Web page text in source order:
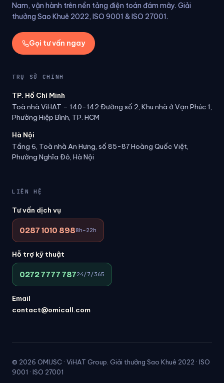
Nam, vận hành trên nền tảng điện toán đám mây. Giải
thưởng Sao Khuê 2022, ISO 9001 & ISO 27001.
Gọi tư vấn ngay
TRỤ SỞ CHÍNH
TP. Hồ Chí Minh
Toà nhà ViHAT – 140-142 Đường số 2, Khu nhà ở Vạn Phúc 1,
Phường Hiệp Bình, TP. HCM
Hà Nội
Tầng 6, Toà nhà An Hưng, số 85-87 Hoàng Quốc Việt,
Phường Nghĩa Đô, Hà Nội
LIÊN HỆ
Tư vấn dịch vụ
0287 1010 8988h–22h
Hỗ trợ kỹ thuật
0272 7777 78724/7/365
Email
contact@omicall.com
© 2026 OMIJSC · ViHAT Group. Giải thưởng Sao Khuê 2022 · ISO
9001 · ISO 27001